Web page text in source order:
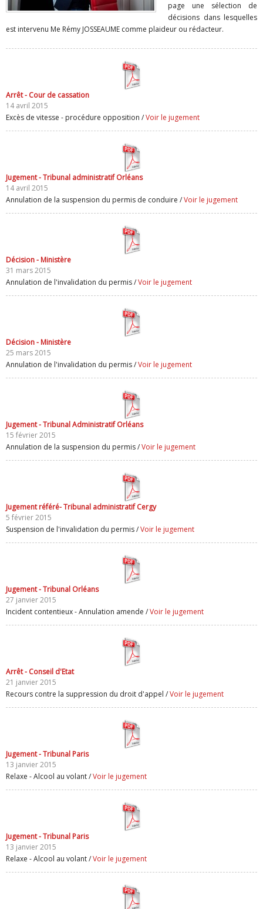
page une sélection de
décisions dans lesquelles
est intervenu Me Rémy JOSSEAUME comme plaideur ou rédacteur.
Arrêt - Cour de cassation
14 avril 2015
Excès de vitesse - procédure opposition /Voir le jugement
Jugement - Tribunal administratif Orléans
14 avril 2015
Annulation de la suspension du permis de conduire /Voir le jugement
Décision - Ministère
31 mars 2015
Annulation de l'invalidation du permis /Voir le jugement
Décision - Ministère
25 mars 2015
Annulation de l'invalidation du permis /Voir le jugement
Jugement - Tribunal Administratif Orléans
15 février 2015
Annulation de la suspension du permis /Voir le jugement
Jugement référé- Tribunal administratif Cergy
5 février 2015
Suspension de l'invalidation du permis /Voir le jugement
Jugement - Tribunal Orléans
27 janvier 2015
Incident contentieux - Annulation amende /Voir le jugement
Arrêt - Conseil d'Etat
21 janvier 2015
Recours contre la suppression du droit d'appel /Voir le jugement
Jugement - Tribunal Paris
13 janvier 2015
Relaxe - Alcool au volant /Voir le jugement
Jugement - Tribunal Paris
13 janvier 2015
Relaxe - Alcool au volant /Voir le jugement